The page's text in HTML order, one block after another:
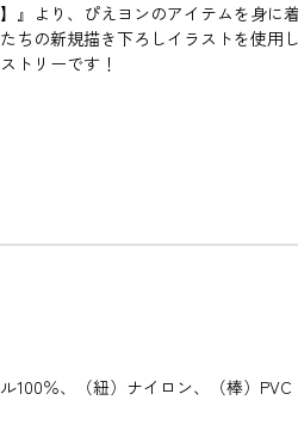
』より、ぴえヨンのアイテムを身に
ちの新規描き下ろしイラストを使用
トリーです！
100％、（紐）ナイロン、（棒）PVC